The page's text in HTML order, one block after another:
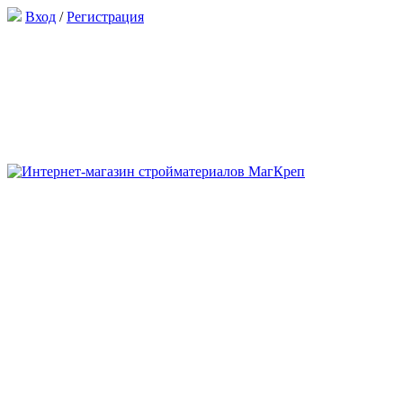
Вход /Регистрация